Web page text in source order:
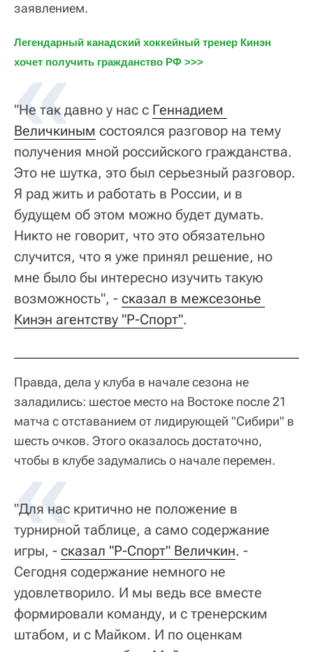
заявлением.
Легендарный канадский хоккейный тренер Кинэн
хочет получить гражданство РФ >>>
"Не так давно у нас с Геннадием
Величкиным состоялся разговор на тему
получения мной российского гражданства.
Это не шутка, это был серьезный разговор.
Я рад жить и работать в России, и в
будущем об этом можно будет думать.
Никто не говорит, что это обязательно
случится, что я уже принял решение, но
мне было бы интересно изучить такую
возможность", - сказал в межсезонье
Кинэн агентству "Р-Спорт".
Правда, дела у клуба в начале сезона не
заладились: шестое место на Востоке после 21
матча с отставанием от лидирующей "Сибири" в
шесть очков. Этого оказалось достаточно,
чтобы в клубе задумались о начале перемен.
"Для нас критично не положение в
турнирной таблице, а само содержание
игры, - сказал "Р-Спорт" Величкин. -
Сегодня содержание немного не
удовлетворило. И мы ведь все вместе
формировали команду, и с тренерским
штабом, и с Майком. И по оценкам